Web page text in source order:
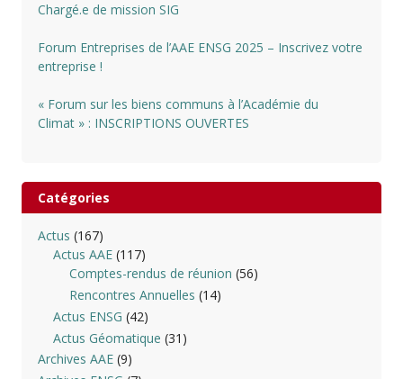
Chargé.e de mission SIG
Forum Entreprises de l’AAE ENSG 2025 – Inscrivez votre
entreprise !
« Forum sur les biens communs à l’Académie du
Climat » : INSCRIPTIONS OUVERTES
Catégories
Actus (167)
Actus AAE (117)
Comptes-rendus de réunion (56)
Rencontres Annuelles (14)
Actus ENSG (42)
Actus Géomatique (31)
Archives AAE(9)